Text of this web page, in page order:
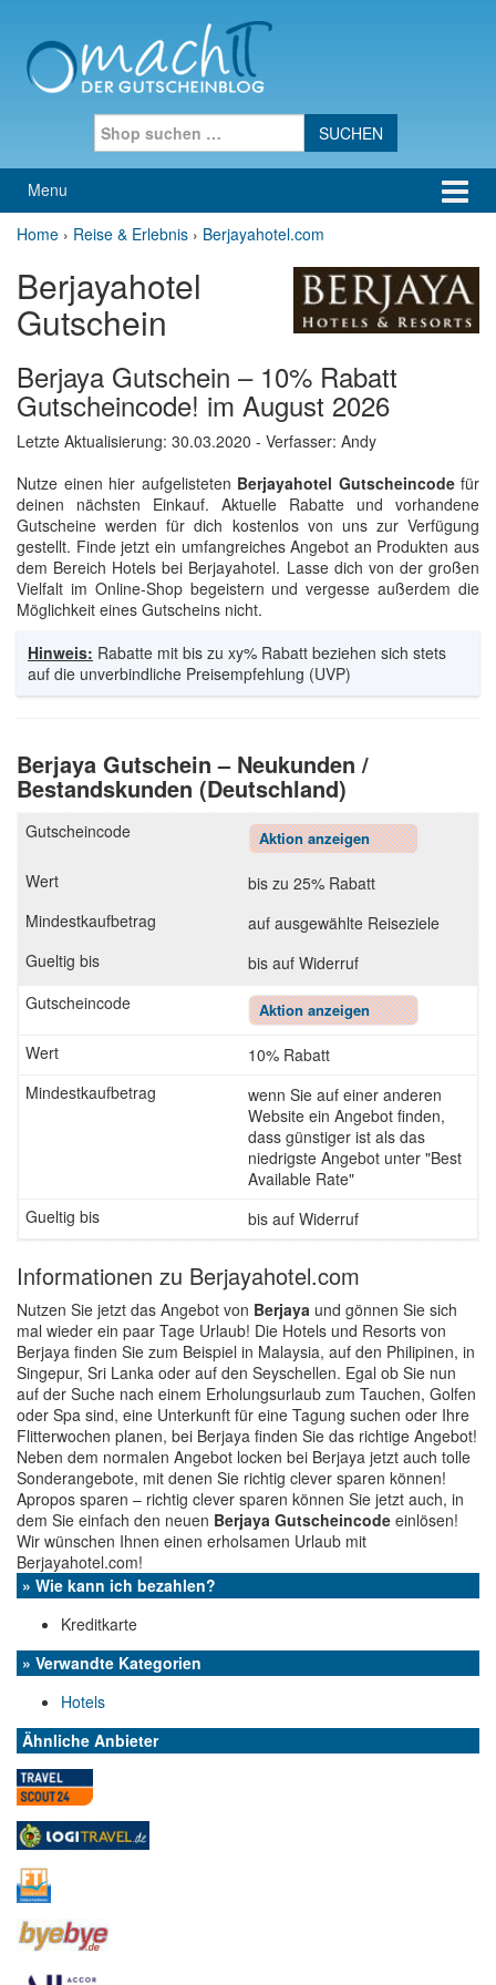
Menu
Home › Reise & Erlebnis › Berjayahotel.com
Berjayahotel
Gutschein
Berjaya Gutschein – 10% Rabatt
Gutscheincode! im August 2026
Letzte Aktualisierung: 30.03.2020 - Verfasser: Andy
Nutze einen hier aufgelisteten Berjayahotel Gutscheincodefür
deinen nächsten Einkauf. Aktuelle Rabatte und vorhandene
Gutscheine werden für dich kostenlos von uns zur Verfügung
gestellt. Finde jetzt ein umfangreiches Angebot an Produkten aus
dem Bereich Hotels bei Berjayahotel. Lasse dich von der großen
Vielfalt im Online-Shop begeistern und vergesse außerdem die
Möglichkeit eines Gutscheins nicht.
Hinweis: Rabatte mit bis zu xy% Rabatt beziehen sich stets
auf die unverbindliche Preisempfehlung (UVP)
Berjaya Gutschein – Neukunden /
Bestandskunden (Deutschland)
Aktion anzeigen
bis zu 25% Rabatt
auf ausgewählte Reiseziele
bis auf Widerruf
Aktion anzeigen
10% Rabatt
wenn Sie auf einer anderen
Website ein Angebot finden,
dass günstiger ist als das
niedrigste Angebot unter "Best
Available Rate"
bis auf Widerruf
Informationen zu Berjayahotel.com
Nutzen Sie jetzt das Angebot von Berjaya und gönnen Sie sich
mal wieder ein paar Tage Urlaub! Die Hotels und Resorts von
Berjaya finden Sie zum Beispiel in Malaysia, auf den Philipinen, in
Singepur, Sri Lanka oder auf den Seyschellen. Egal ob Sie nun
auf der Suche nach einem Erholungsurlaub zum Tauchen, Golfen
oder Spa sind, eine Unterkunft für eine Tagung suchen oder Ihre
Flitterwochen planen, bei Berjaya finden Sie das richtige Angebot!
Neben dem normalen Angebot locken bei Berjaya jetzt auch tolle
Sonderangebote, mit denen Sie richtig clever sparen können!
Apropos sparen – richtig clever sparen können Sie jetzt auch, in
dem Sie einfach den neuen Berjaya Gutscheincode einlösen!
Wir wünschen Ihnen einen erholsamen Urlaub mit
Berjayahotel.com!
» Wie kann ich bezahlen?
Kreditkarte
» Verwandte Kategorien
Hotels
Ähnliche Anbieter